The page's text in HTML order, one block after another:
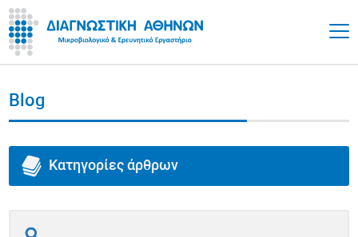
Blog
Κατηγορίες άρθρων